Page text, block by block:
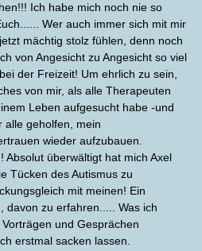
Ich habe mich noch nie so
Wer auch immer sich mit mir
mächtig stolz fühlen, denn noch
von Angesicht zu Angesicht so viel
der Freizeit! Um ehrlich zu sein,
von mir, als alle Therapeuten
Leben aufgesucht habe -und
alle geholfen, mein
wieder aufzubauen.
Absolut überwältigt hat mich Axel
Tücken des Autismus zu
mit meinen! Ein
davon zu erfahren..... Was ich
und Gesprächen
erstmal sacken lassen.